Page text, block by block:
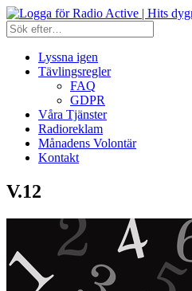
Lyssna igen
Tävlingsregler
FAQ
GDPR
Våra Tjänster
Radioreklam
Månadens Volontär
Kontakt
V.12